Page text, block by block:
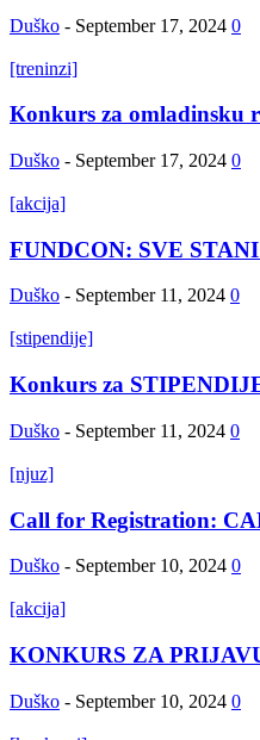
Duško - September 17, 2024 0
[treninzi]
Кonkurs za omladinsku
Duško - September 17, 2024 0
[akcija]
FUNDCON: SVE
Duško - September 11, 2024 0
[stipendije]
Konkurs za
Duško - September 11, 2024 0
[njuz]
Call for Registration:
Duško - September 10, 2024 0
[akcija]
KONKURS ZA
Duško - September 10, 2024 0